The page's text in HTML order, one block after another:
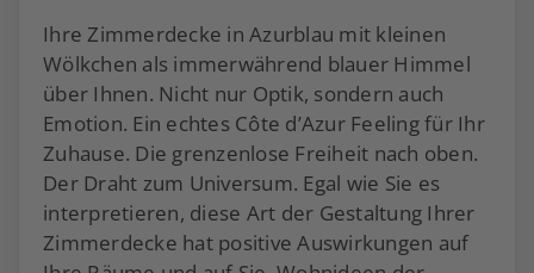
Ihre Zimmerdecke in Azurblau mit kleinen
Wölkchen als immerwährend blauer Himmel
über Ihnen. Nicht nur Optik, sondern auch
Emotion. Ein echtes Côte d’Azur Feeling für Ihr
Zuhause. Die grenzenlose Freiheit nach oben.
Der Draht zum Universum. Egal wie Sie es
interpretieren, diese Art der Gestaltung Ihrer
Zimmerdecke hat positive Auswirkungen auf